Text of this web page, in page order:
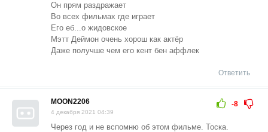
Он прям раздражает
Во всех фильмах где играет
Его еб...о жидовское
Мэтт Деймон очень хорош как актёр
Даже получше чем его кент бен аффлек
Ответить
-8
MOON2206
4 декабря 2021 04:39
Через год и не вспомню об этом фильме. Тоска.